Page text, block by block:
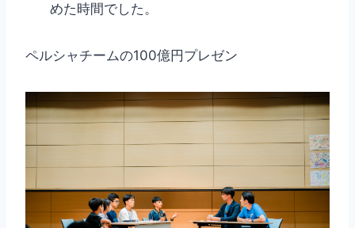
めた時間でした。
ペルシャチームの100億円プレゼン